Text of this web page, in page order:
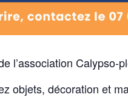
l’association
objets, décoration et